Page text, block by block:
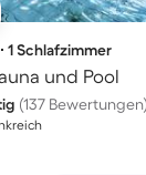
1 Schlafzimmer
und Pool
(137 Bewertungen)